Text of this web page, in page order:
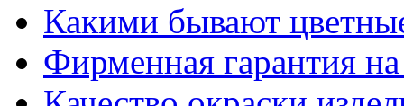
Какими бывают
Фирменная гарантия